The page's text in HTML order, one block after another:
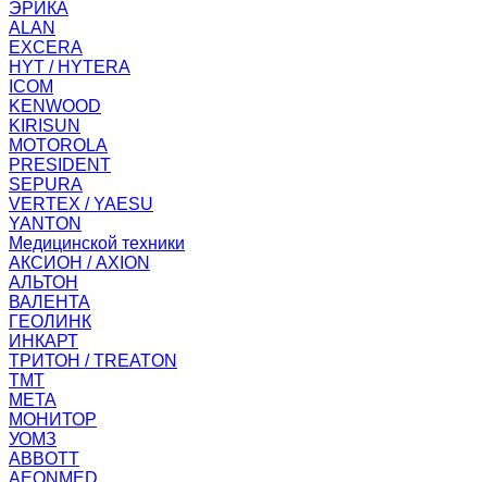
ЭРИКА
ALAN
EXCERA
HYT / HYTERA
ICOM
KENWOOD
KIRISUN
MOTOROLA
PRESIDENT
SEPURA
VERTEX / YAESU
YANTON
Медицинской техники
АКСИОН / AXION
АЛЬТОН
ВАЛЕНТА
ГЕОЛИНК
ИНКАРТ
ТРИТОН / TREATON
ТМТ
МЕТА
МОНИТОР
УОМЗ
ABBOTT
AEONMED